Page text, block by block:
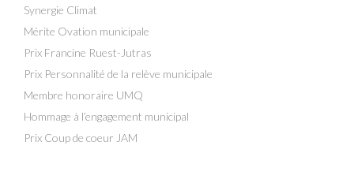
Synergie Climat
Mérite Ovation municipale
Prix Francine Ruest-Jutras
Prix Personnalité de la relève municipale
Membre honoraire UMQ
Hommage à l’engagement municipal
Prix Coup de coeur JAM